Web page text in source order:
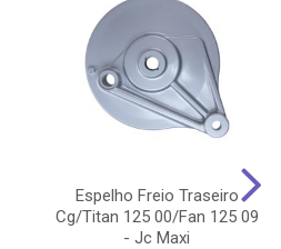
Espelho Freio Traseiro
Cg/Titan 125 00/Fan 125 09
- Jc Maxi